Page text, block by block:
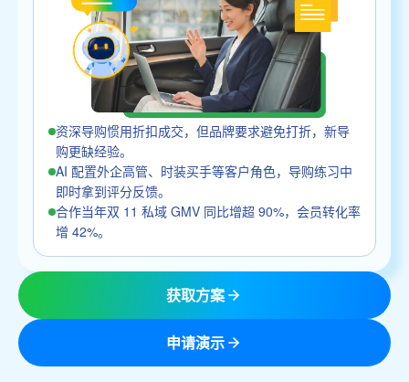
资深导购惯用折扣成交，但品牌要求避免打折，新导
购更缺经验。
AI 配置外企高管、时装买手等客户角色，导购练习中
即时拿到评分反馈。
合作当年双 11 私域 GMV 同比增超 90%，会员转化率
增 42%。
获取方案
申请演示